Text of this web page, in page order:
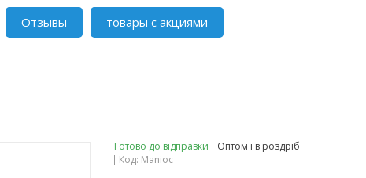
Отзывы товары с акциями
Готово до відправки
Оптом і в роздріб
Код: Manioc